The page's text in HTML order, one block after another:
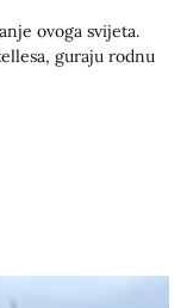
ovoga svijeta.
guraju rodnu